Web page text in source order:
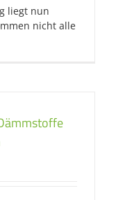
liegt nun
nicht alle